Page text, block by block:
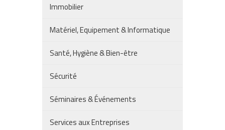
Immobilier
Matériel, Equipement & Informatique
Santé, Hygiène & Bien-être
Sécurité
Séminaires & Événements
Services aux Entreprises